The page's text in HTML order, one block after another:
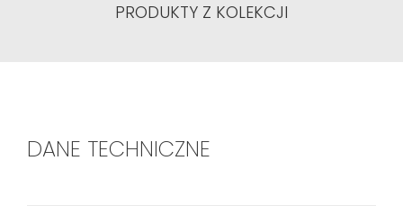
PRODUKTY Z KOLEKCJI
DANE TECHNICZNE